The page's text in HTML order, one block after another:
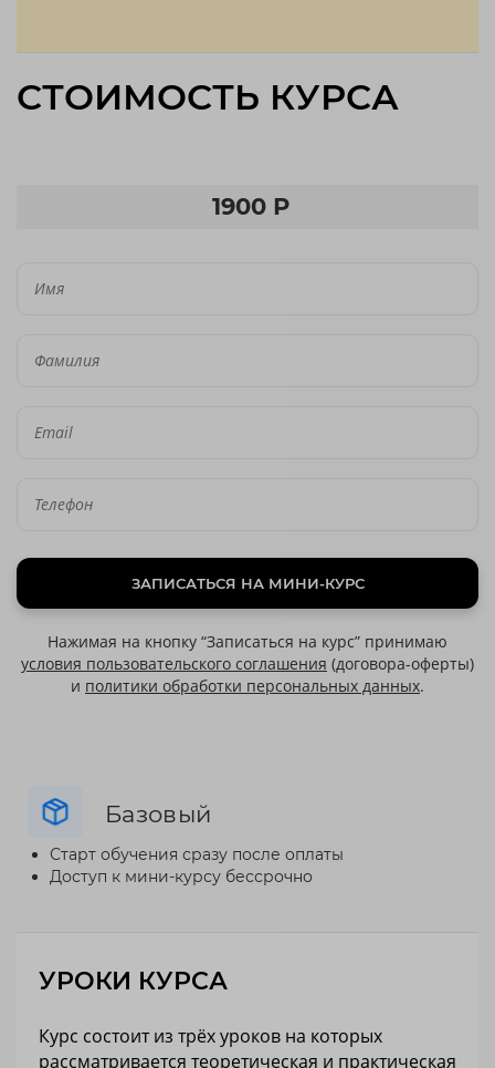
Базовый
Старт обучения сразу после оплаты
Доступ к мини-курсу бессрочно
СТОИМОСТЬ КУРСА
1900 Р
ЗАПИСАТЬСЯ НА МИНИ-КУРС
Нажимая на кнопку “Записаться на курс” принимаю
условия пользовательского соглашения (договора-оферты)
и политики обработки персональных данных.
УРОКИ КУРСА
Курс состоит из трёх уроков на которых
рассматривается теоретическая и практическая